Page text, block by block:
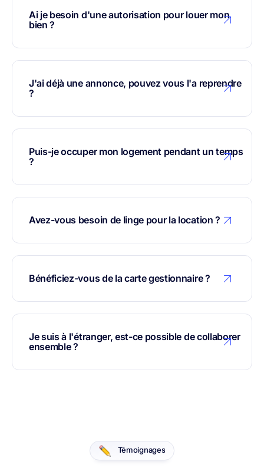
Ai je besoin d'une autorisation pour louer mon
bien ?
J'ai déjà une annonce, pouvez vous l'a reprendre
?
Puis-je occuper mon logement pendant un temps
?
Avez-vous besoin de linge pour la location ?
Bénéficiez-vous de la carte gestionnaire ?
Je suis à l'étranger, est-ce possible de collaborer
ensemble ?
Témoignages